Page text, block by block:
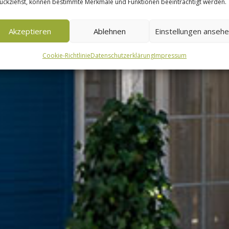
können bestimmte Merkmale und Funktionen beeinträchtigt werden.
Akzeptieren Ablehnen Einstellungen
Cookie-RichtlinieDatenschutzerklärungImpressum